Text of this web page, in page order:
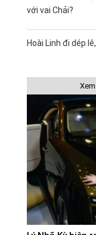
với vai Chải?
Hoài Linh đi dép